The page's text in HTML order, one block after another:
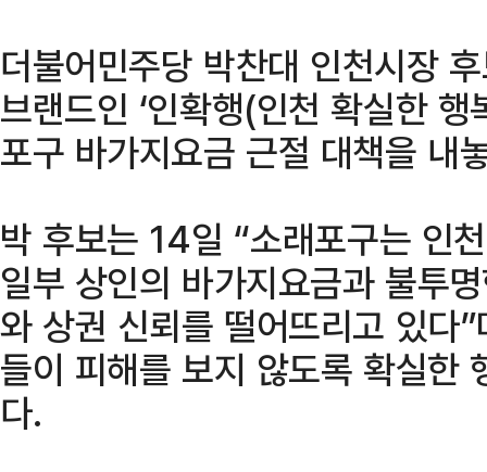
더불어민주당 박찬대 인천시장
브랜드인 ‘인확행(인천 확실한
포구 바가지요금 근절 대책을 내
박 후보는 14일 “소래포구는 인
일부 상인의 바가지요금과 불투
와 상권 신뢰를 떨어뜨리고 있다
들이 피해를 보지 않도록 확실한
다.